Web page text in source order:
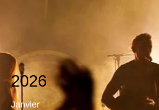
2026
Janvier